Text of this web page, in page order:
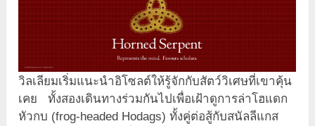
วิลเลียมเริ่มแนะนำอิโซลต์ให้รู้จักกับสัตว์วิเศษที่เขาคุ้น
เคย ทั้งสองเดินทางร่วมกันไปเพื่อเฝ้าดูการล่าโฮแดก
หัวกบ (frog-headed Hodags) ทั้งคู่ต่อสู้กับสนัลลีแกส